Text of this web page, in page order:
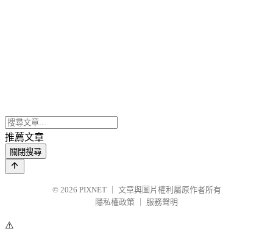
推薦文章
關閉搜尋
© 2026 PIXNET
文章與圖片權利屬原作者所有
隱私權政策
服務聲明
⚠️